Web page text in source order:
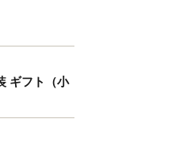
ギフト（小